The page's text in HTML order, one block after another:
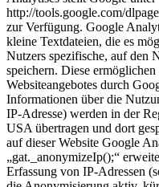
http://tools.google.com/
zur Verfügung. Google
kleine Textdateien, die es
Nutzers spezifische, auf den
speichern. Diese
Websiteangebotes durch
Informationen über die
IP-Adresse) werden in der
USA übertragen und dort
auf dieser Website Google
„gat._anonymizeIp();“
Erfassung von IP-Adressen